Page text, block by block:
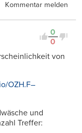
Kommentar melden
0
0
von
OZH.F–
und
Treffer: